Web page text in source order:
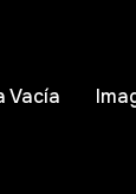
Vacía